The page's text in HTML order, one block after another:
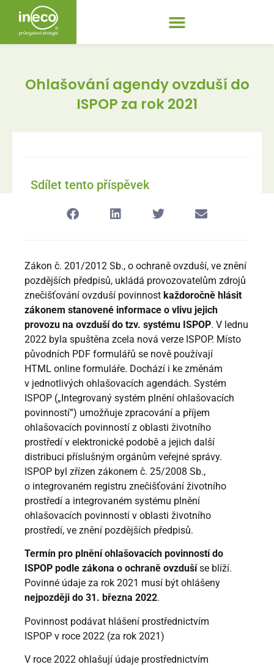
Ohlašování agendy ovzduší do
ISPOP za rok 2021
Sdílet tento příspěvek
Zákon č. 201/2012 Sb., o ochraně ovzduší, ve znění
pozdějších předpisů, ukládá provozovatelům zdrojů
znečišťování ovzduší povinnost každoročně hlásit
zákonem stanovené informace o vlivu jejich
provozu na ovzduší do tzv. systému ISPOP. V lednu
2022 byla spuštěna zcela nová verze ISPOP. Místo
původních PDF formulářů se nově používají
HTML online formuláře. Dochází i ke změnám
v jednotlivých ohlašovacích agendách. Systém
ISPOP („Integrovaný systém plnění ohlašovacích
povinností”) umožňuje zpracování a příjem
ohlašovacích povinností z oblasti životního
prostředí v elektronické podobě a jejich další
distribuci příslušným orgánům veřejné správy.
ISPOP byl zřízen zákonem č. 25/2008 Sb.,
o integrovaném registru znečišťování životního
prostředí a integrovaném systému plnění
ohlašovacích povinností v oblasti životního
prostředí, ve znění pozdějších předpisů.
Termín pro plnění ohlašovacích povinností do
ISPOP podle zákona o ochraně ovzdušíse blíží.
Povinné údaje za rok 2021 musí být ohlášeny
nejpozději do 31. března 2022.
Povinnost podávat hlášení prostřednictvím
ISPOP v roce 2022 (za rok 2021)
V roce 2022 ohlašují údaje prostřednictvím